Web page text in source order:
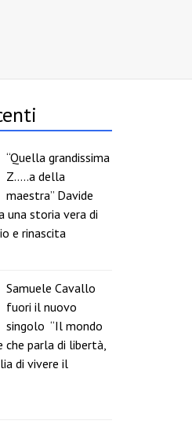
“Quella grandissima
Z…..a della
maestra” Davide
una storia vera di
e rinascita
Samuele Cavallo
fuori il nuovo
singolo “Il mondo
che parla di libertà,
di vivere il